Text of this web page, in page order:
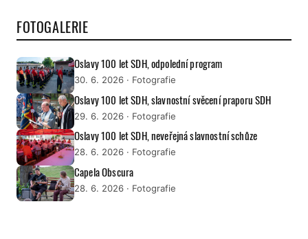
FOTOGALERIE
Oslavy 100 let SDH, odpolední program
30. 6. 2026 · Fotografie
Oslavy 100 let SDH, slavnostní svěcení praporu SDH
29. 6. 2026 · Fotografie
Oslavy 100 let SDH, neveřejná slavnostní schůze
28. 6. 2026 · Fotografie
Capela Obscura
28. 6. 2026 · Fotografie